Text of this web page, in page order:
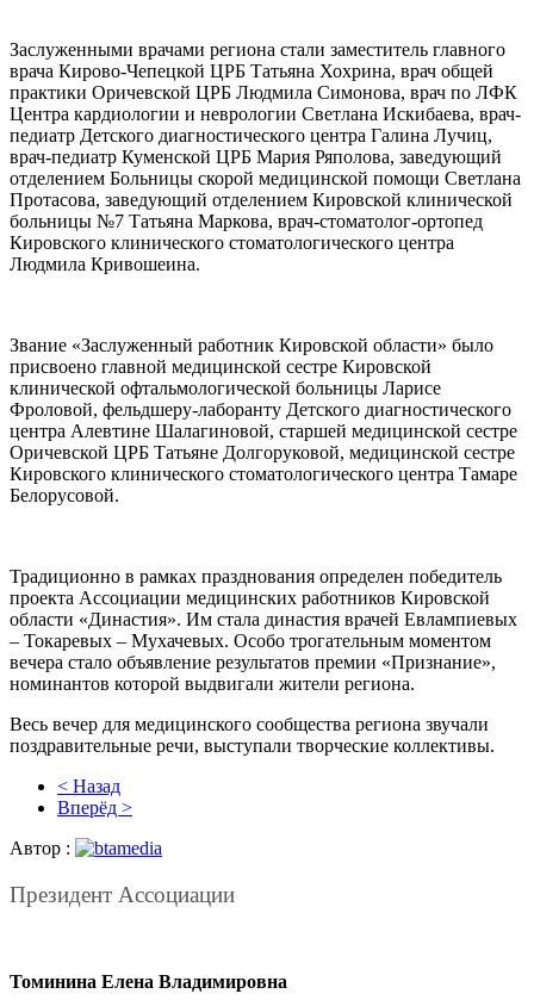
Заслуженными врачами региона стали заместитель главного
врача Кирово-Чепецкой ЦРБ Татьяна Хохрина, врач общей
практики Оричевской ЦРБ Людмила Симонова, врач по ЛФК
Центра кардиологии и неврологии Светлана Искибаева, врач-
педиатр Детского диагностического центра Галина Лучиц,
врач-педиатр Куменской ЦРБ Мария Ряполова, заведующий
отделением Больницы скорой медицинской помощи Светлана
Протасова, заведующий отделением Кировской клинической
больницы №7 Татьяна Маркова, врач-стоматолог-ортопед
Кировского клинического стоматологического центра
Людмила Кривошеина.
Звание «Заслуженный работник Кировской области» было
присвоено главной медицинской сестре Кировской
клинической офтальмологической больницы Ларисе
Фроловой, фельдшеру-лаборанту Детского диагностического
центра Алевтине Шалагиновой, старшей медицинской сестре
Оричевской ЦРБ Татьяне Долгоруковой, медицинской сестре
Кировского клинического стоматологического центра Тамаре
Белорусовой.
Традиционно в рамках празднования определен победитель
проекта Ассоциации медицинских работников Кировской
области «Династия». Им стала династия врачей Евлампиевых
– Токаревых – Мухачевых. Особо трогательным моментом
вечера стало объявление результатов премии «Признание»,
номинантов которой выдвигали жители региона.
Весь вечер для медицинского сообщества региона звучали
поздравительные речи, выступали творческие коллективы.
< Назад
Вперёд >
Автор :
Президент Ассоциации
Томинина Елена Владимировна